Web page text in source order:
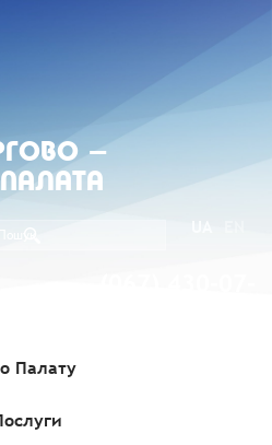
-
Палату
»Постачання текстильних